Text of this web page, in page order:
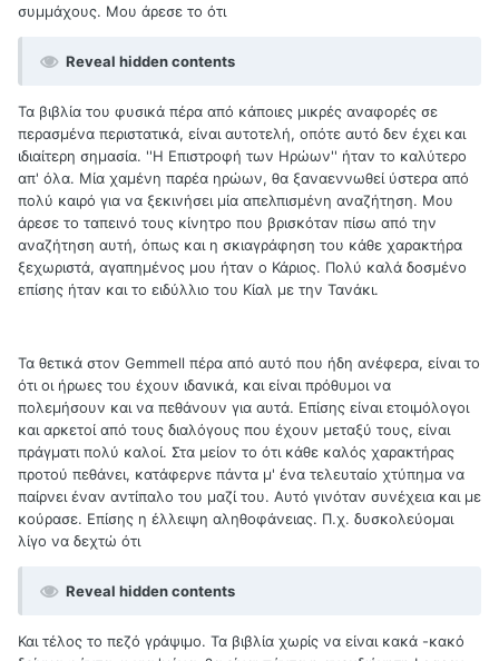
συμμάχους. Μου άρεσε το ότι
Reveal hidden contents
Τα βιβλία του φυσικά πέρα από κάποιες μικρές αναφορές σε
περασμένα περιστατικά, είναι αυτοτελή, οπότε αυτό δεν έχει και
ιδιαίτερη σημασία. ''Η Επιστροφή των Ηρώων'' ήταν το καλύτερο
απ' όλα. Μία χαμένη παρέα ηρώων, θα ξαναεννωθεί ύστερα από
πολύ καιρό για να ξεκινήσει μία απελπισμένη αναζήτηση. Μου
άρεσε το ταπεινό τους κίνητρο που βρισκόταν πίσω από την
αναζήτηση αυτή, όπως και η σκιαγράφηση του κάθε χαρακτήρα
ξεχωριστά, αγαπημένος μου ήταν ο Κάριος. Πολύ καλά δοσμένο
επίσης ήταν και το ειδύλλιο του Κίαλ με την Τανάκι.
Τα θετικά στον Gemmell πέρα από αυτό που ήδη ανέφερα, είναι το
ότι οι ήρωες του έχουν ιδανικά, και είναι πρόθυμοι να
πολεμήσουν και να πεθάνουν για αυτά. Επίσης είναι ετοιμόλογοι
και αρκετοί από τους διαλόγους που έχουν μεταξύ τους, είναι
πράγματι πολύ καλοί. Στα μείον το ότι κάθε καλός χαρακτήρας
προτού πεθάνει, κατάφερνε πάντα μ' ένα τελευταίο χτύπημα να
παίρνει έναν αντίπαλο του μαζί του. Αυτό γινόταν συνέχεια και με
κούρασε. Επίσης η έλλειψη αληθοφάνειας. Π.χ. δυσκολεύομαι
λίγο να δεχτώ ότι
Reveal hidden contents
Και τέλος το πεζό γράψιμο. Τα βιβλία χωρίς να είναι κακά -κακό